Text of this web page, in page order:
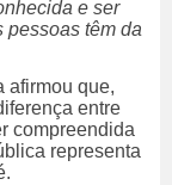
e ser
pessoas têm da
afirmou que,
entre
compreendida
representa